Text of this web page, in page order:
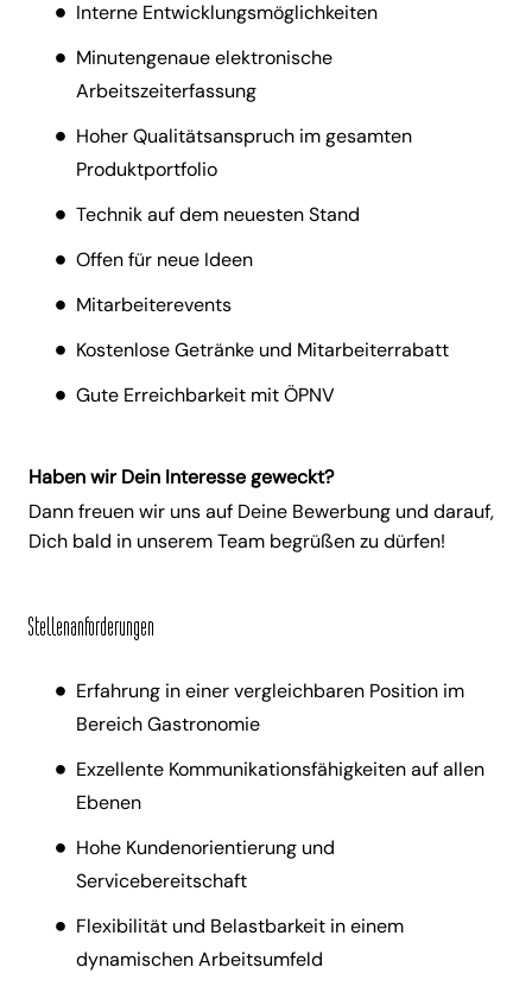
Interne Entwicklungsmöglichkeiten
Minutengenaue elektronische
Arbeitszeiterfassung
Hoher Qualitätsanspruch im gesamten
Produktportfolio
Technik auf dem neuesten Stand
Offen für neue Ideen
Mitarbeiterevents
Kostenlose Getränke und Mitarbeiterrabatt
Gute Erreichbarkeit mit ÖPNV
Haben wir Dein Interesse geweckt?
Dann freuen wir uns auf Deine Bewerbung und darauf,
Dich bald in unserem Team begrüßen zu dürfen!
Stellenanforderungen
Erfahrung in einer vergleichbaren Position im
Bereich Gastronomie
Exzellente Kommunikationsfähigkeiten auf allen
Ebenen
Hohe Kundenorientierung und
Servicebereitschaft
Flexibilität und Belastbarkeit in einem
dynamischen Arbeitsumfeld